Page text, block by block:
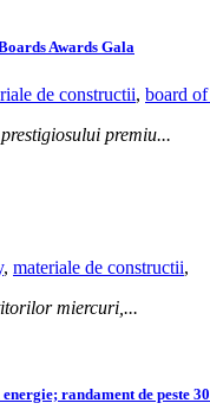
Awards Gala
de constructii, board
premiu...
, materiale de constructii,
miercuri,...
randament de peste